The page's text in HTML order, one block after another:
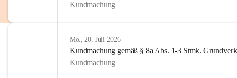
Kundmachung
Mo., 20. Juli 2026
Kundmachung gemäß § 8a Abs. 1-3 Stmk.
Kundmachung